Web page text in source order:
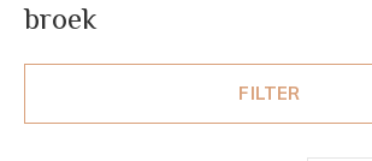
broek
FILTER